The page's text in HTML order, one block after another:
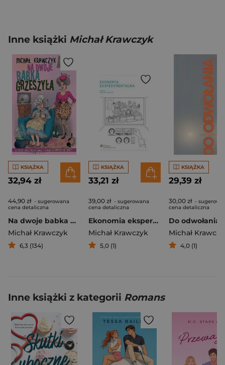
Inne książki Michał Krawczyk
KSIĄŻKA
32,94 zł
44,90 zł - sugerowana
cena detaliczna
Na dwoje babka grzeszyła
Michał Krawczyk
6,3 (134)
KSIĄŻKA
33,21 zł
39,00 zł - sugerowana
cena detaliczna
Ekonomia eksperymentalna
Michał Krawczyk
5,0 (1)
KSIĄŻKA
29,39 zł
30,00 zł -
cena detaliczna
Do odwołania
Michał
4,0 (1)
Inne książki z kategorii Romans